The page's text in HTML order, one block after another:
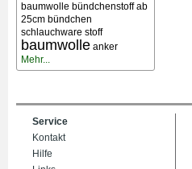
baumwolle bündchenstoff ab
25cm bündchen
schlauchware stoff
baumwolle anker
Mehr...
Service
Kontakt
Hilfe